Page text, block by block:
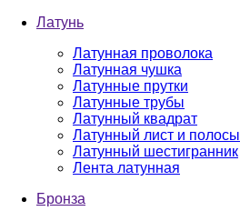
Латунь
Латунная проволока
Латунная чушка
Латунные прутки
Латунные трубы
Латунный квадрат
Латунный лист и полосы
Латунный шестигранник
Лента латунная
Бронза